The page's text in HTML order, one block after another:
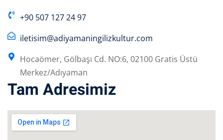
+90 507 127 24 97
iletisim@adiyamaningilizkultur.com
Hocaömer, Gölbaşı Cd. NO:6, 02100 Gratis Üstü
Merkez/Adıyaman
Tam Adresimiz